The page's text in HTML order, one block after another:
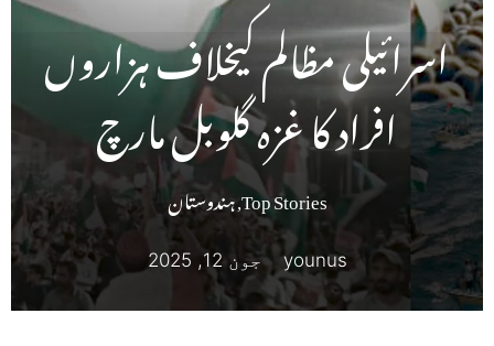
اسرائیلی مظالم کیخلاف ہزاروں
افراد کا غزہ گلوبل مارچ
Top Stories
,ہندوستان
younus جون 12, 2025